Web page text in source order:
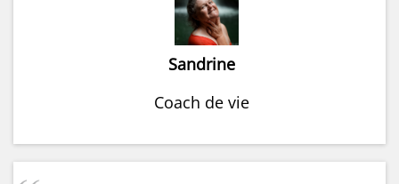
Sandrine
Coach de vie